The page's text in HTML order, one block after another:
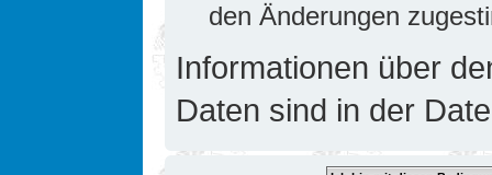
den Änderungen
Informationen über
Daten sind in der